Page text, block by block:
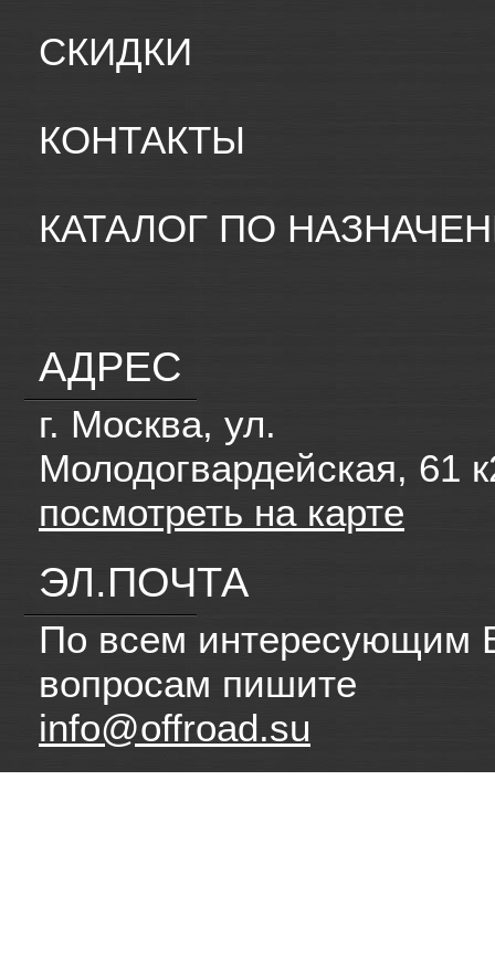
СКИДКИ
КОНТАКТЫ
КАТАЛОГ ПО
АДРЕС
г. Москва, ул.
Молодогвардейская, 61
посмотреть на карте
ЭЛ.ПОЧТА
По всем интересующим
вопросам пишите
info@offroad.su